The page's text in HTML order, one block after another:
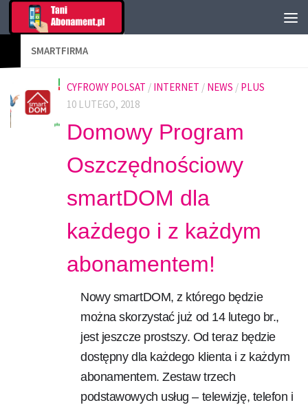
SMARTFIRMA
CYFROWY POLSAT / INTERNET / NEWS / PLUS
10 LUTEGO, 2018
Domowy Program
Oszczędnościowy
smartDOM dla
każdego i z każdym
abonamentem!
Nowy smartDOM, z którego będzie
można skorzystać już od 14 lutego br.,
jest jeszcze prostszy. Od teraz będzie
dostępny dla każdego klienta i z każdym
abonamentem. Zestaw trzech
podstawowych usług – telewizję, telefon i